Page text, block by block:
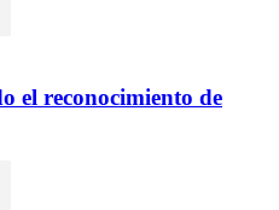
el reconocimiento de